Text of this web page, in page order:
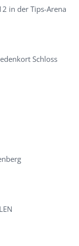
in der Tips-Arena
Schloss